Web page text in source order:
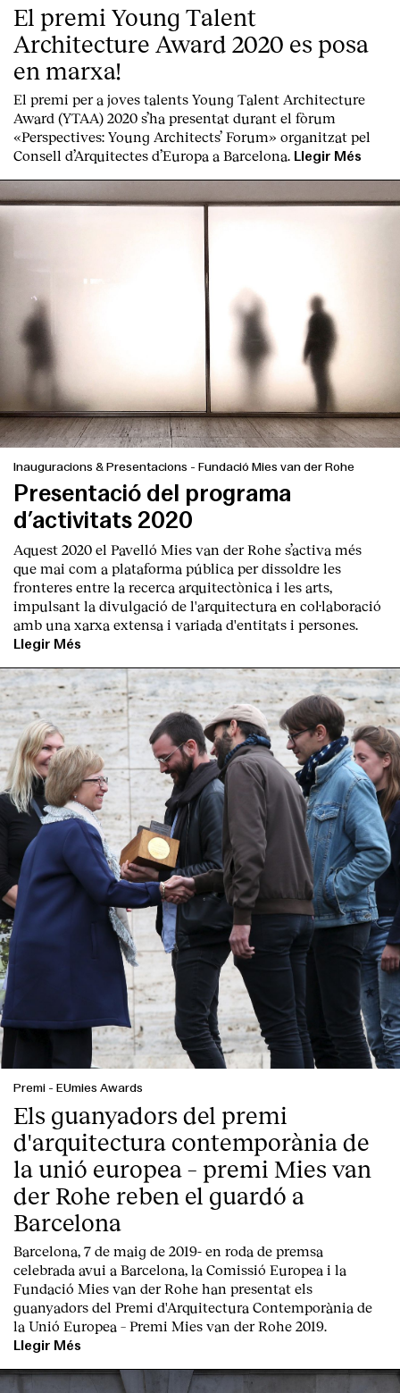
Clients
El premi Young Talent
Architecture Award 2020 es posa
en marxa!
El premi per a joves talents Young Talent Architecture
Award (YTAA) 2020 s’ha presentat durant el fòrum
«Perspectives: Young Architects’ Forum» organitzat pel
Consell d’Arquitectes d’Europa a Barcelona. Llegir Més
Inauguracions & Presentacions - Fundació Mies van der Rohe
Presentació del programa
d’activitats 2020
Aquest 2020 el Pavelló Mies van der Rohe s’activa més
que mai com a plataforma pública per dissoldre les
fronteres entre la recerca arquitectònica i les arts,
impulsant la divulgació de l'arquitectura en col·laboració
amb una xarxa extensa i variada d'entitats i persones.
Llegir Més
Premi - EUmies Awards
Els guanyadors del premi
d'arquitectura contemporània de
la unió europea – premi Mies van
der Rohe reben el guardó a
Barcelona
Barcelona, 7 de maig de 2019- en roda de premsa
celebrada avui a Barcelona, la Comissió Europea i la
Fundació Mies van der Rohe han presentat els
guanyadors del Premi d'Arquitectura Contemporània de
la Unió Europea – Premi Mies van der Rohe 2019.
Llegir Més